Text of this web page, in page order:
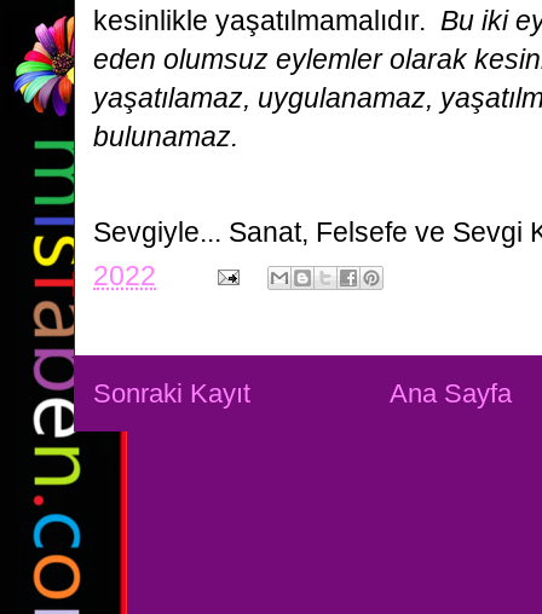
kesinlikle yaşatılmamalıdır. Bu iki
eden olumsuz eylemler olarak
yaşatılamaz, uygulanamaz,
bulunamaz.
Sevgiyle... Sanat, Felsefe ve Sevgi
2022
Sonraki Kayıt Ana Sayfa